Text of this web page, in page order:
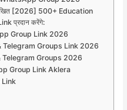
[2026] 500+ Education
प्रदान करेंगे:
Group Link 2026
Groups Link 2026
Groups 2026
Group Link Aklera
Link